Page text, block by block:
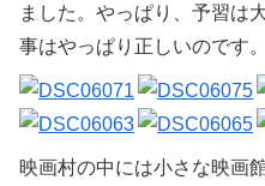
ました。やっぱり、予習は
事はやっぱり正しいのです。
映画村の中には小さな映画